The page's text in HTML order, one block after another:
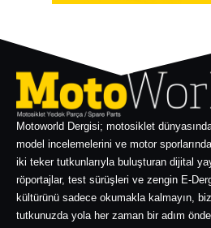
Motoworld Dergisi; motosiklet
model incelemelerini ve motor
iki teker tutkunlarıyla buluşturan dijital
röportajlar, test sürüşleri ve zengin E-
kültürünü sadece okumakla kalmayın,
tutkunuzda yola her zaman bir adım önde